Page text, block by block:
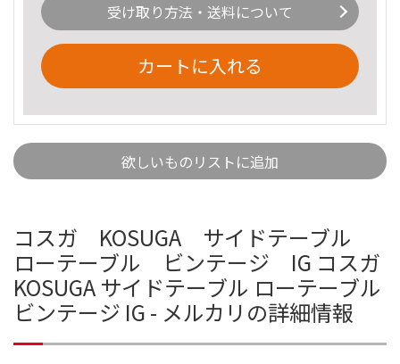
受け取り方法・送料について
カートに入れる
欲しいものリストに追加
コスガ KOSUGA サイドテーブル
ローテーブル ビンテージ IG コスガ
KOSUGA サイドテーブル ローテーブル
ビンテージ IG - メルカリの詳細情報